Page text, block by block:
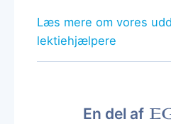
Læs mere om vores
lektiehjælpere
En del af